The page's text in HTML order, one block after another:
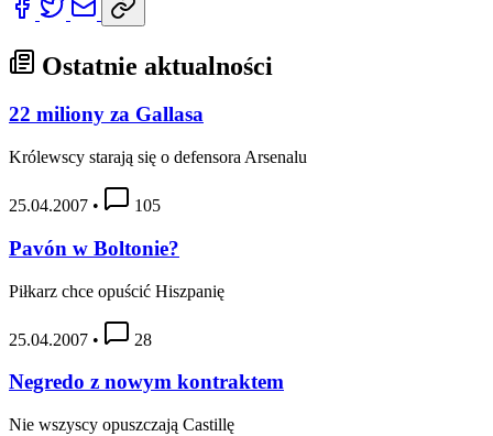
Ostatnie aktualności
22 miliony za Gallasa
Królewscy starają się o defensora Arsenalu
25.04.2007 • 105
Pavón w Boltonie?
Piłkarz chce opuścić Hiszpanię
25.04.2007 • 28
Negredo z nowym kontraktem
Nie wszyscy opuszczają Castillę